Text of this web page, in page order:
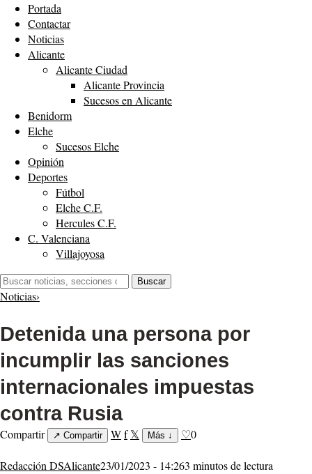
Portada
Contactar
Noticias
Alicante
Alicante Ciudad
Alicante Provincia
Sucesos en Alicante
Benidorm
Elche
Sucesos Elche
Opinión
Deportes
Fútbol
Elche C.F.
Hercules C.F.
C. Valenciana
Villajoyosa
Buscar:
Buscar
Noticias›
Detenida una persona por
incumplir las sanciones
internacionales impuestas
contra Rusia
Compartir ↗ Compartir Wf 𝕏 Más ↓ ♡0
Redacción DSAlicante23/01/2023 - 14:263 minutos de lectura